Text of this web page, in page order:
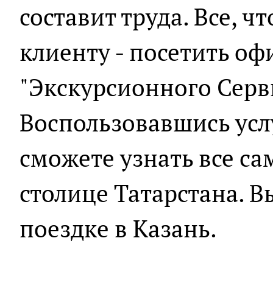
составит труда. Все,
клиенту - посетить
"Экскурсионного
Воспользовавшись
сможете узнать все
столице Татарстана.
поездке в Казань.